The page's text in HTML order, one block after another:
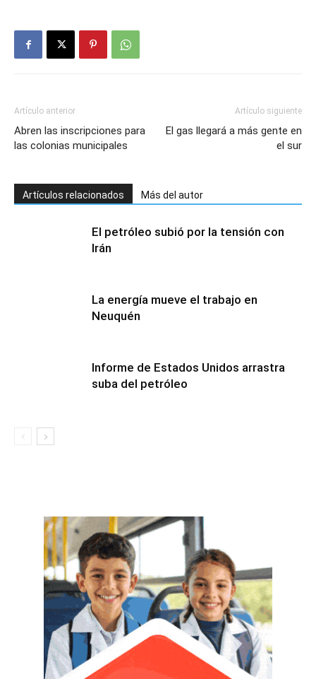
Artículo anterior
Abren las inscripciones para
las colonias municipales
Artículo siguiente
El gas llegará a más gente en
el sur
Artículos relacionados Más del autor
El petróleo subió por la tensión con
Irán
La energía mueve el trabajo en
Neuquén
Informe de Estados Unidos arrastra
suba del petróleo